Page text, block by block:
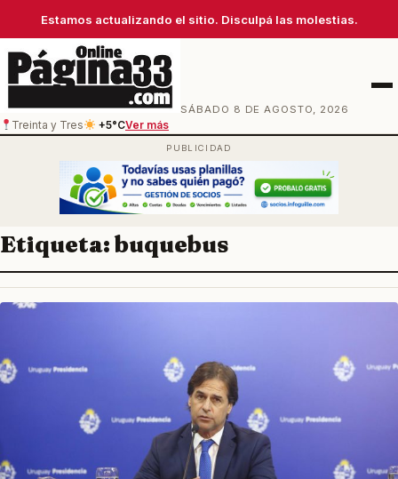
Estamos actualizando el sitio. Disculpá las molestias.
SÁBADO 8 DE AGOSTO, 2026
Treinta y Tres
+5°CVer más
Menú
Etiqueta:buquebus